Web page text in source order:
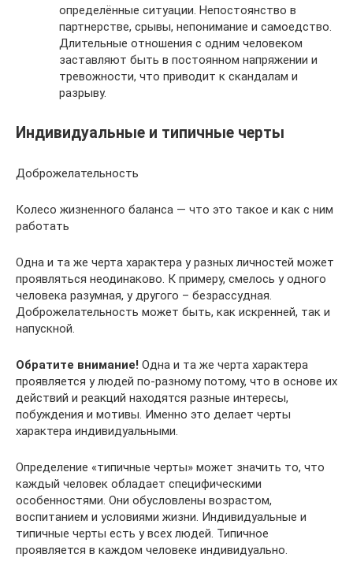
определённые ситуации. Непостоянство в
партнерстве, срывы, непонимание и самоедство.
Длительные отношения с одним человеком
заставляют быть в постоянном напряжении и
тревожности, что приводит к скандалам и
разрыву.
Индивидуальные и типичные черты
Доброжелательность
Колесо жизненного баланса — что это такое и как с ним
работать
Одна и та же черта характера у разных личностей может
проявляться неодинаково. К примеру, смелось у одного
человека разумная, у другого – безрассудная.
Доброжелательность может быть, как искренней, так и
напускной.
Обратите внимание! Одна и та же черта характера
проявляется у людей по-разному потому, что в основе их
действий и реакций находятся разные интересы,
побуждения и мотивы. Именно это делает черты
характера индивидуальными.
Определение «типичные черты» может значить то, что
каждый человек обладает специфическими
особенностями. Они обусловлены возрастом,
воспитанием и условиями жизни. Индивидуальные и
типичные черты есть у всех людей. Типичное
проявляется в каждом человеке индивидуально.